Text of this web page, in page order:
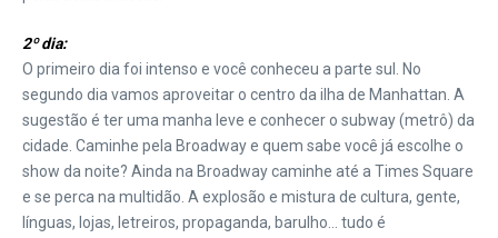
2º dia:
O primeiro dia foi intenso e você conheceu a parte sul. No
segundo dia vamos aproveitar o centro da ilha de Manhattan. A
sugestão é ter uma manha leve e conhecer o subway (metrô) da
cidade. Caminhe pela Broadway e quem sabe você já escolhe o
show da noite? Ainda na Broadway caminhe até a Times Square
e se perca na multidão. A explosão e mistura de cultura, gente,
línguas, lojas, letreiros, propaganda, barulho… tudo é